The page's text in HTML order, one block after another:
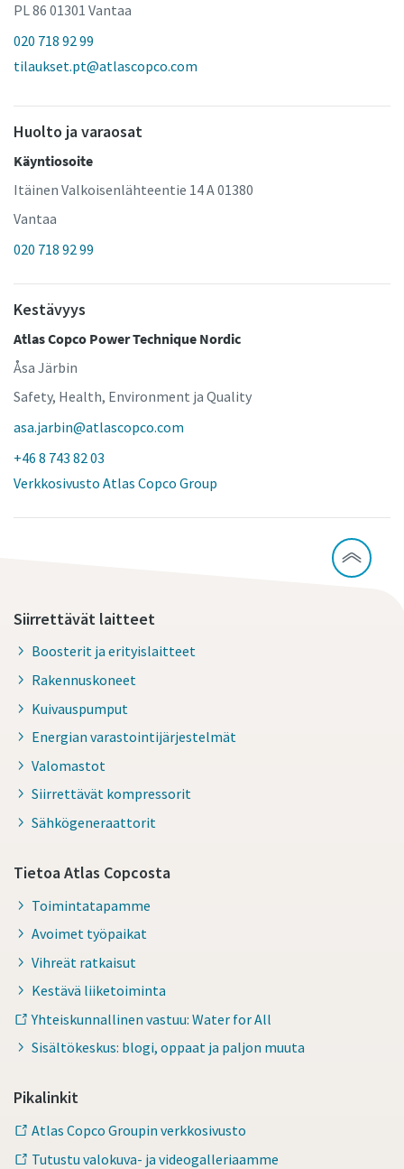
PL 86 01301 Vantaa
020 718 92 99
tilaukset.pt@atlascopco.com
Huolto ja varaosat
Käyntiosoite
Itäinen Valkoisenlähteentie 14 A 01380
Vantaa
020 718 92 99
Kestävyys
Atlas Copco Power Technique Nordic
Åsa Järbin
Safety, Health, Environment ja Quality
asa.jarbin@atlascopco.com
+46 8 743 82 03
Verkkosivusto Atlas Copco Group
Siirrettävät laitteet
Boosterit ja erityislaitteet
Rakennuskoneet
Kuivauspumput
Energian varastointijärjestelmät
Valomastot
Siirrettävät kompressorit
Sähkögeneraattorit
Tietoa Atlas Copcosta
Toimintatapamme
Avoimet työpaikat
Vihreät ratkaisut
Kestävä liiketoiminta
Yhteiskunnallinen vastuu: Water for All
Sisältökeskus: blogi, oppaat ja paljon muuta
Pikalinkit
Atlas Copco Groupin verkkosivusto
Tutustu valokuva- ja videogalleriaamme